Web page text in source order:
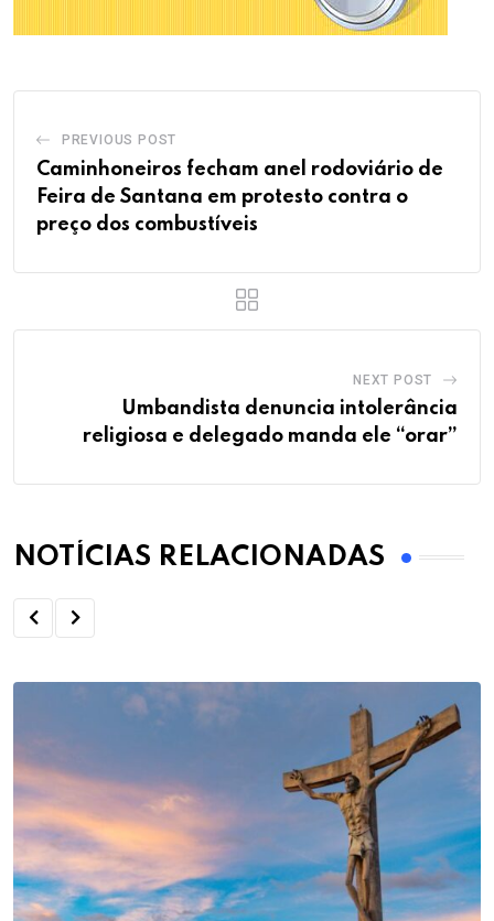
PREVIOUS POST
Caminhoneiros fecham anel rodoviário de
Feira de Santana em protesto contra o
preço dos combustíveis
NEXT POST
Umbandista denuncia intolerância
religiosa e delegado manda ele “orar”
NOTÍCIAS RELACIONADAS